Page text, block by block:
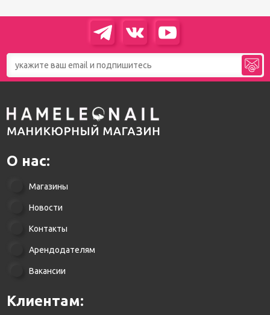
О нас:
Магазины
Новости
Контакты
Арендодателям
Вакансии
Клиентам: